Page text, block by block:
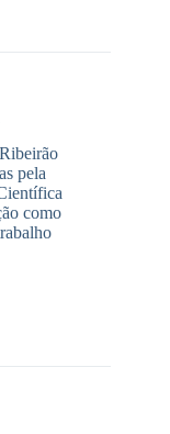
pela
como